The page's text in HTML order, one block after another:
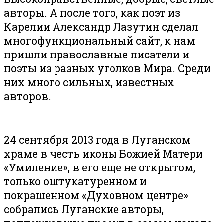
авторы. А после того, как поэт из
Карелии Александр Лазутин сделал
многофункциональный сайт, к нам
пришли православные писатели и
поэты из разных уголков Мира. Среди
них много сильных, известных
авторов.
24 сентября 2013 года в Луганском
храме в честь иконы Божией Матери
«Умиление», в его еще не открытом,
только оштукатуренном и
покрашенном «Духовном центре»
собрались Луганские авторы,